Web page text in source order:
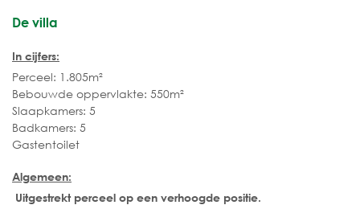
De villa
In cijfers:
Perceel: 1.805m²
Bebouwde oppervlakte: 550m²
Slaapkamers: 5
Badkamers: 5
Gastentoilet
Algemeen:
Uitgestrekt perceel op een verhoogde positie.